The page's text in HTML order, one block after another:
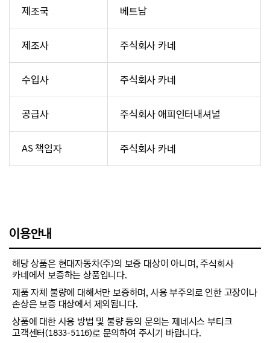
제조국 베트남
제조사 주식회사 카네
수입사 주식회사 카네
공급사 주식회사 애피인터내셔널
AS 책임자 주식회사 카네
이용안내
해당 상품은 현대자동차(주)의 보증 대상이 아니며, 주식회사
카네에서 보증하는 상품입니다.
제품 자체 불량에 대해서만 보증하며, 사용 부주의로 인한 고장이나
손상은 보증 대상에서 제외됩니다.
상품에 대한 사용 방법 및 불량 등의 문의는 제네시스 부티크
고객센터(1833-5116)로 문의하여 주시기 바랍니다.